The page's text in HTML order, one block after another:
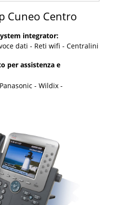
Cuneo Centro
integrator:
dati - Reti wifi - Centralini
per assistenza e
- Wildix -